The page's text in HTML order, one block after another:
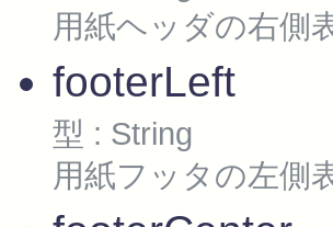
用紙ヘッダの右側
footerLeft
型 : String
用紙フッタの左側